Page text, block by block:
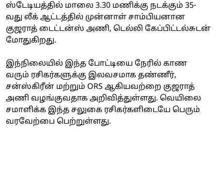
ஸ்டேடியத்தில் மாலை 3.30 மணிக்கு நடக்கும் 35-
வது லீக் ஆட்டத்தில் முன்னாள் சாம்பியனான
குஜராத் டைட்டன்ஸ் அணி, டெல்லி கேப்பிட்டல்சுடன்
மோதுகிறது.
இந்நிலையில் இந்த போட்டியை நேரில் காண
வரும் ரசிகர்களுக்கு இலவசமாக தண்ணீர்,
சன்ஸ்கிரீன் மற்றும் ORS ஆகியவற்றை குஜராத்
அணி வழங்குவதாக அறிவித்துள்ளது. வெயிலை
சமாளிக்க இந்த சலுகை ரசிகர்களிடையே பெரும்
வரவேற்பை பெற்றுள்ளது.